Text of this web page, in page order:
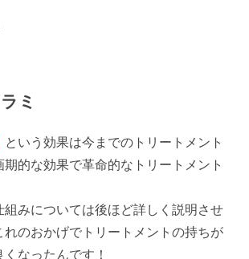
ミ
という効果は今までのトリートメント
的な効果で革命的なトリートメント
組みについては後ほど詳しく説明させ
れのおかげでトリートメントの持ちが
なったんです！